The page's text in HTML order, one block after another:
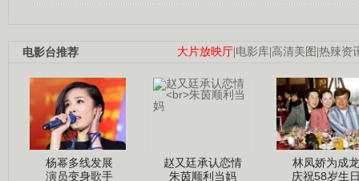
大片放映厅|电影库|高清美图 |热辣资
电影台推荐
杨幂多线发展
演员变身歌手
赵又廷承认恋情
朱茵顺利当妈
林凤娇为成龙
庆祝58岁生